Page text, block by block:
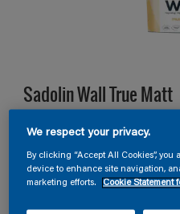
Sadolin Wall True Matt
VÄGGFÄRG HELMATT För
S 3040-B
We respect your privacy.
By clicking “Accept All Cookies”,
device to enhance site navigation,
marketing efforts.
Cookie Statement